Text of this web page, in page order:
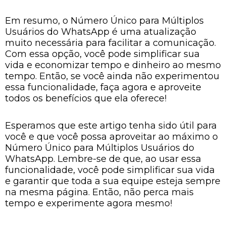
Em resumo, o Número Único para Múltiplos
Usuários do WhatsApp é uma atualização
muito necessária para facilitar a comunicação.
Com essa opção, você pode simplificar sua
vida e economizar tempo e dinheiro ao mesmo
tempo. Então, se você ainda não experimentou
essa funcionalidade, faça agora e aproveite
todos os benefícios que ela oferece!
Esperamos que este artigo tenha sido útil para
você e que você possa aproveitar ao máximo o
Número Único para Múltiplos Usuários do
WhatsApp. Lembre-se de que, ao usar essa
funcionalidade, você pode simplificar sua vida
e garantir que toda a sua equipe esteja sempre
na mesma página. Então, não perca mais
tempo e experimente agora mesmo!